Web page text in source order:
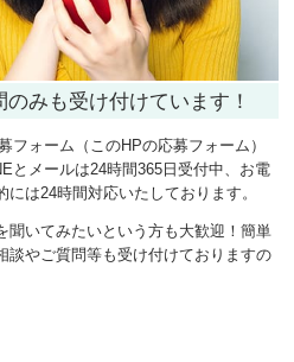
みも受け付けています！
フォーム（このHPの応募フォーム）
とメールは24時間365日受付中、お電
は24時間対応いたしております。
聞いてみたいという方も大歓迎！簡単
談やご質問等も受け付けておりますの